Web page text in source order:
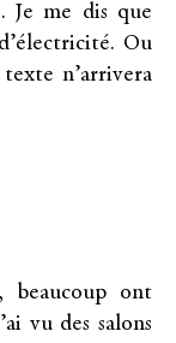
Je me dis que
Ou
n’arrivera
beaucoup ont
vu des salons